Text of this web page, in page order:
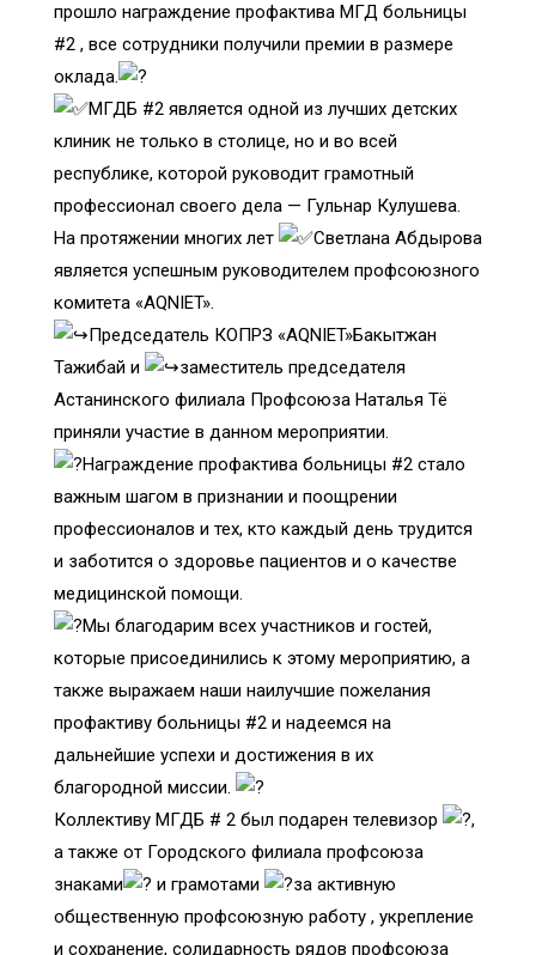
прошло награждение профактива МГД больницы
#2 , все сотрудники получили премии в размере
оклада.
МГДБ #2 является одной из лучших детских
клиник не только в столице, но и во всей
республике, которой руководит грамотный
профессионал своего дела — Гульнар Кулушева.
На протяжении многих лет
Светлана Абдырова
является успешным руководителем профсоюзного
комитета «AQNIET».
Председатель КОПРЗ «AQNIET»Бакытжан
Тажибай и
заместитель председателя
Астанинского филиала Профсоюза Наталья Тё
приняли участие в данном мероприятии.
Награждение профактива больницы #2 стало
важным шагом в признании и поощрении
профессионалов и тех, кто каждый день трудится
и заботится о здоровье пациентов и о качестве
медицинской помощи.
Мы благодарим всех участников и гостей,
которые присоединились к этому мероприятию, а
также выражаем наши наилучшие пожелания
профактиву больницы #2 и надеемся на
дальнейшие успехи и достижения в их
благородной миссии.
Коллективу МГДБ # 2 был подарен телевизор
,
а также от Городского филиала профсоюза
знаками
и грамотами
за активную
общественную профсоюзную работу , укрепление
и сохранение, солидарность рядов профсоюза